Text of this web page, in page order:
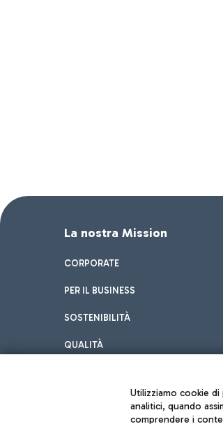
La nostra Mission
CORPORATE
PER IL BUSINESS
SOSTENIBILITÀ
QUALITÀ
Utilizziamo cookie
analitici, quando
comprendere i